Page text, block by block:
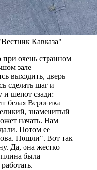
Кавказа"
при очень странном
зале
выходить, дверь
сделать шаг и
и шепот сзади:
белая Вероника
знаменитый
начать. Нам
Потом ее
Пошли". Вот так
Да, она жестко
была